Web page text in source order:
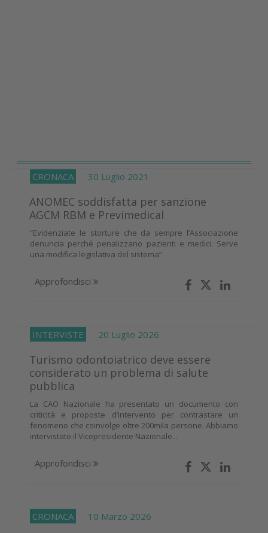
CRONACA 30 Luglio 2021
ANOMEC soddisfatta per sanzione
AGCM RBM e Previmedical
“Evidenziate le storture che da sempre l’Associazione
denuncia perché penalizzano pazienti e medici. Serve
una modifica legislativa del sistema”
Approfondisci
INTERVISTE 20 Luglio 2026
Turismo odontoiatrico deve essere
considerato un problema di salute
pubblica
La CAO Nazionale ha presentato un documento con
criticità e proposte d’intervento per contrastare un
fenomeno che coinvolge oltre 200mila persone. Abbiamo
intervistato il Vicepresidente Nazionale...
Approfondisci
CRONACA 10 Marzo 2026